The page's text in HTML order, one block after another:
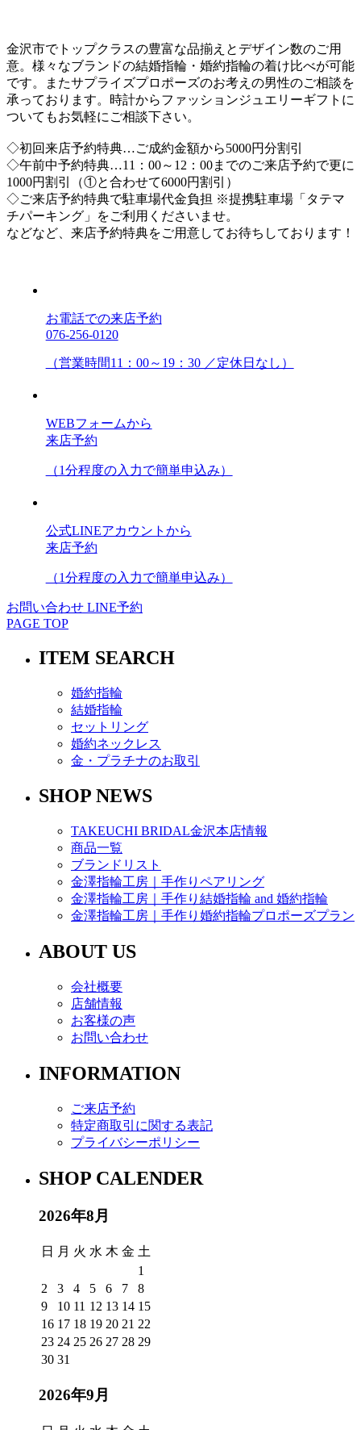
金沢市でトップクラスの豊富な品揃えとデザイン数のご用
意。様々なブランドの結婚指輪・婚約指輪の着け比べが可能
です。またサプライズプロポーズのお考えの男性のご相談を
承っております。時計からファッションジュエリーギフトに
ついてもお気軽にご相談下さい。
◇初回来店予約特典…ご成約金額から5000円分割引
◇午前中予約特典…11：00～12：00までのご来店予約で更に
1000円割引（①と合わせて6000円割引）
◇ご来店予約特典で駐車場代金負担 ※提携駐車場「タテマ
チパーキング」をご利用くださいませ。
などなど、来店予約特典をご用意してお待ちしております！
お電話での来店予約
076-256-0120
（営業時間11：00～19：30 ／定休日なし）
WEBフォームから
来店予約
（1分程度の入力で簡単申込み）
公式LINEアカウントから
来店予約
（1分程度の入力で簡単申込み）
お問い合わせ LINE予約
PAGE TOP
ITEM SEARCH
婚約指輪
結婚指輪
セットリング
婚約ネックレス
金・プラチナのお取引
SHOP NEWS
TAKEUCHI BRIDAL金沢本店情報
商品一覧
ブランドリスト
金澤指輪工房｜手作りペアリング
金澤指輪工房｜手作り結婚指輪 and 婚約指輪
金澤指輪工房｜手作り婚約指輪プロポーズプラン
ABOUT US
会社概要
店舗情報
お客様の声
お問い合わせ
INFORMATION
ご来店予約
特定商取引に関する表記
プライバシーポリシー
SHOP CALENDER
2026年8月
日 月 火 水 木 金 土
1
2
3 4 5 6 7
8
9
10 11 12 13 14 15
16 17 18 19 20 21 22
23 24 25 26 27 28 29
30 31
2026年9月